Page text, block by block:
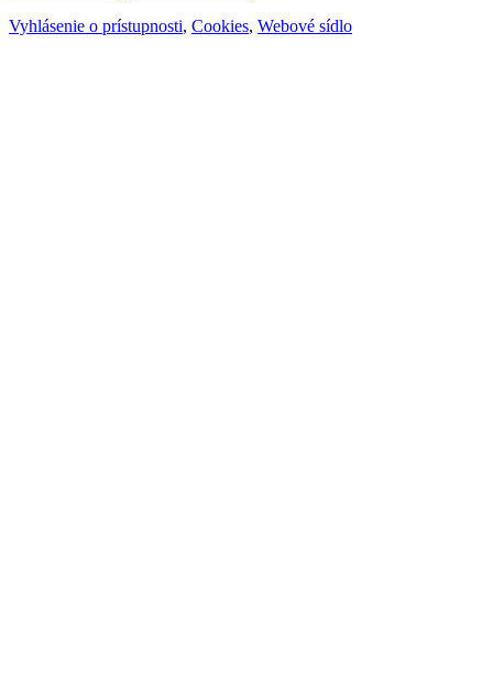
Vyhlásenie o prístupnosti, Cookies, Webové sídlo